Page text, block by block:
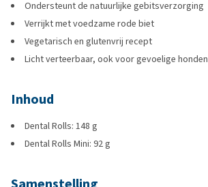
Ondersteunt de natuurlijke gebitsverzorging
Verrijkt met voedzame rode biet
Vegetarisch en glutenvrij recept
Licht verteerbaar, ook voor gevoelige honden
Inhoud
Dental Rolls: 148 g
Dental Rolls Mini: 92 g